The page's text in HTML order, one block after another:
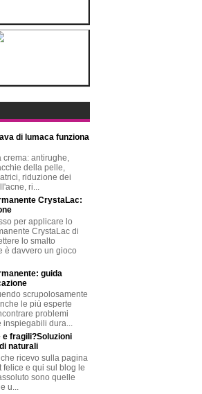
di lumaca funziona
crema: antirughe,
della pelle,
riduzione dei
ri...
CrystaLac:
per applicare lo
CrystaLac di
lo smalto
è davvero un gioco
guida
scrupolosamente
le più esperte
problemi
inspiegabili dura...
e fragili?Soluzioni
naturali
ricevo sulla pagina
felice e qui sul blog le
sono quelle
u...